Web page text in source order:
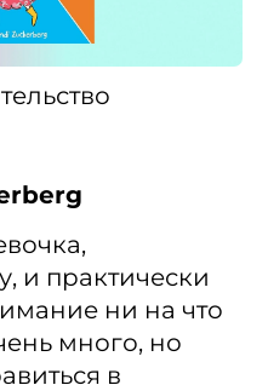
и практически
ни на что
много, но
в